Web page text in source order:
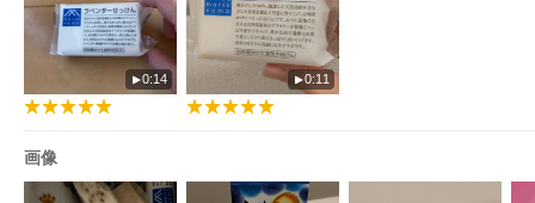
0:14 0:11
画像